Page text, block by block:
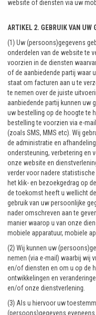
website of diensten via uw
ARTIKEL 2. GEBRUIK VAN UW
(1) Uw (persoons)gegevens
onderdelen van de website te
voorzien in de diensten
of de aanbiedende partij waar
staat om facturen aan u te
te nemen over de juiste
aanbiedende partij kunnen uw
uw bestelling op de hoogte te
bestelling te voorzien via e-
(zoals SMS, MMS etc). Wij
de administratie en
ondersteuning, verbetering en
onze website en
verder voor nadere
het klik- en bezoekgedrag op
de toekomst heeft u wellicht
gebruik van uw persoonlijke
nader omschreven aan te
manier waarop u van onze
mobiele apparatuur, mobiele
(2) Wij kunnen uw
nemen (via e-mail) waarbij wij
en/of diensten en om u op de
ontwikkelingen en
en/of onze dienstverlening.
(3) Als u hiervoor uw
(persoons)gegevens